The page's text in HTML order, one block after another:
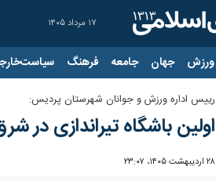
۱۷ مرداد ۱۴۰۵
ورزش جهان جامعه فرهنگ
رییس اداره ورزش و جوانان شهرستان پردیس:
اولین باشگاه تیراندازی در
۲۸ اردیبهشت ۱۴۰۵، ۲۳:۰۷